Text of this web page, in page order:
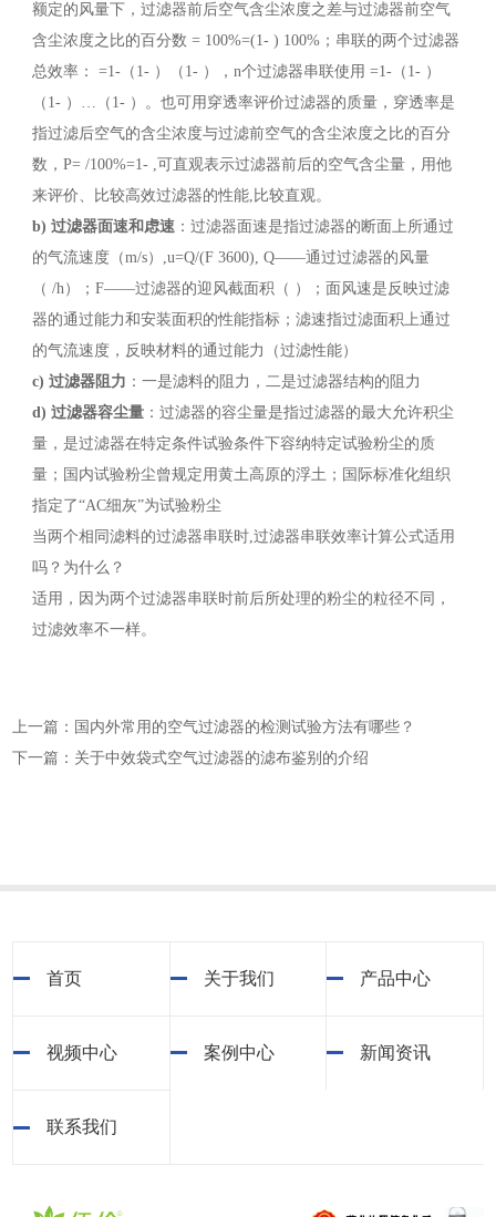
额定的风量下，过滤器前后空气含尘浓度之差与过滤器前空气
含尘浓度之比的百分数 = 100%=(1- ) 100%；串联的两个过滤器
总效率： =1-（1- ）（1- ），n个过滤器串联使用 =1-（1- ）
（1- ）…（1- ）。也可用穿透率评价过滤器的质量，穿透率是
指过滤后空气的含尘浓度与过滤前空气的含尘浓度之比的百分
数，P= /100%=1- ,可直观表示过滤器前后的空气含尘量，用他
来评价、比较高效过滤器的性能,比较直观。
b) 过滤器面速和虑速：过滤器面速是指过滤器的断面上所通过
的气流速度（m/s）,u=Q/(F 3600), Q——通过过滤器的风量
（ /h）；F——过滤器的迎风截面积（ ）；面风速是反映过滤
器的通过能力和安装面积的性能指标；滤速指过滤面积上通过
的气流速度，反映材料的通过能力（过滤性能）
c) 过滤器阻力 ：一是滤料的阻力，二是过滤器结构的阻力
d) 过滤器容尘量：过滤器的容尘量是指过滤器的最大允许积尘
量，是过滤器在特定条件试验条件下容纳特定试验粉尘的质
量；国内试验粉尘曾规定用黄土高原的浮土；国际标准化组织
指定了“AC细灰”为试验粉尘
当两个相同滤料的过滤器串联时,过滤器串联效率计算公式适用
吗？为什么？
适用，因为两个过滤器串联时前后所处理的粉尘的粒径不同，
过滤效率不一样。
上一篇：国内外常用的空气过滤器的检测试验方法有哪些？
下一篇：关于中效袋式空气过滤器的滤布鉴别的介绍
首页 关于我们 产品中心
视频中心 案例中心 新闻资讯
联系我们